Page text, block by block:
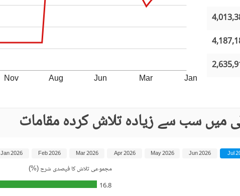
Nov Aug Jun Mar Jan
میں سب سے زیادہ تلاش کردہ مقامات
مجموعی تلاش کا فیصدی شرح (%)
16.8
Jul
Jun 2026
May 2026
Apr 2026
Mar 2026
Feb 2026
Jan 2026